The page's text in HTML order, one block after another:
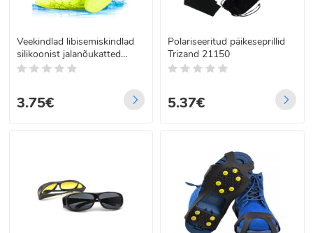
Veekindlad libisemiskindlad
silikoonist jalanõukatted
vihmaks, suurus L
3.75€
Polariseeritud päikeseprillid
Trizand 21150
5.37€